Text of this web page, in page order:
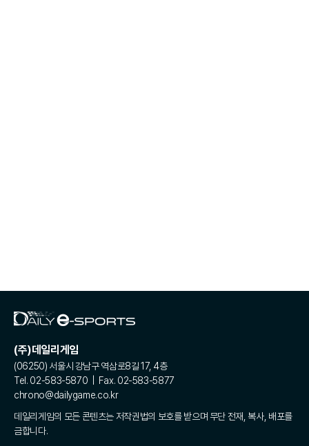
(주)데일리게임
(06250) 서울시 강남구 역삼로8길 17, 4층
Tel. 02-583-5870 | Fax. 02-583-5877
chrono@dailygame.co.kr
데일리게임의 모든 콘텐츠는 저작권법의 보호를 받으며 무단 전재, 복사, 배포를
금합니다.